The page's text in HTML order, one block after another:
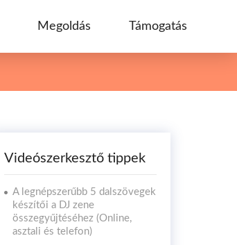
Megoldás Támogatás
Videószerkesztő tippek
A legnépszerűbb 5 dalszövegek
készítői a DJ zene
összegyűjtéséhez (Online,
asztali és telefon)